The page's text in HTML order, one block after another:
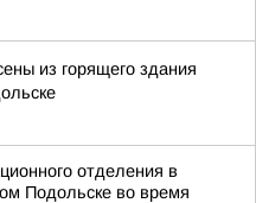
из горящего здания
отделения в
Подольске во время